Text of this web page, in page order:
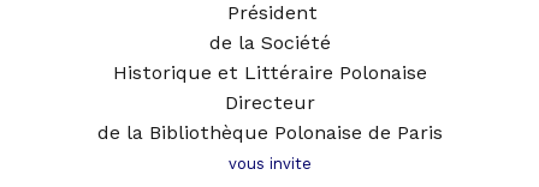
Président
de la Société
Historique et Littéraire Polonaise
Directeur
de la Bibliothèque Polonaise de Paris
vous invite